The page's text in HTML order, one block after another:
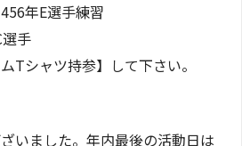
年E選手練習
手
Tシャツ持参】して下さい。
いました。年内最後の活動日は